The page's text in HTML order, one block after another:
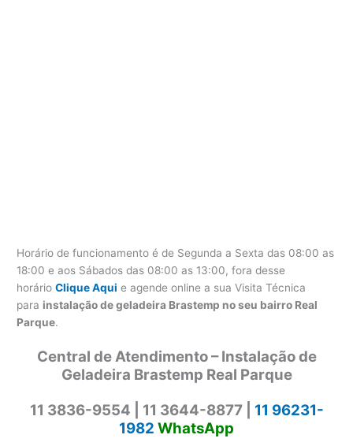
Horário de funcionamento é de Segunda a Sexta das 08:00 as
18:00 e aos Sábados das 08:00 as 13:00, fora desse
horárioClique Aqui e agende online a sua Visita Técnica
para instalação de geladeira Brastemp no seu bairro Real
Parque.
Central de Atendimento – Instalação de
Geladeira Brastemp Real Parque
11 3836-9554 | 11 3644-8877 | 11 96231-
1982 WhatsApp